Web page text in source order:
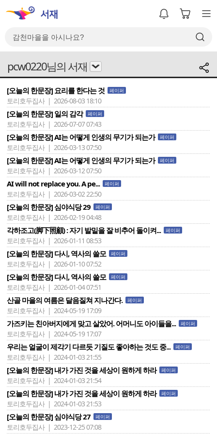
pcw0220님의 서재
[오늘의 한문장] 요리를 한다는 것 페이퍼
토리호두집사 | 2026-08-03 18:10
[오늘의 한문장] 일의 감각 페이퍼
토리호두집사 | 2026-07-07 07:43
[오늘의 한문장] AI는 어떻게 인생의 무기가 되는가 페이퍼
토리호두집사 | 2026-03-13 07:50
[오늘의 한문장] AI는 어떻게 인생의 무기가 되는가 페이퍼
토리호두집사 | 2026-03-12 07:50
AI will not replace you. A pe... 페이퍼
토리호두집사 | 2026-03-02 22:50
[오늘의 한문장] 심야식당 29 페이퍼
토리호두집사 | 2026-02-19 04:48
각하조고(脚下照顧) : 자기 발밑을 잘 비추어 돌이켜... 페이퍼
토리호두집사 | 2026-01-11 08:53
[오늘의 한문장] 다시, 역사의 쓸모 페이퍼
토리호두집사 | 2026-01-10 07:52
[오늘의 한문장] 다시, 역사의 쓸모 페이퍼
토리호두집사 | 2026-01-04 07:51
산골 마을의 여름은 달음질쳐 지나간다. 페이퍼
토리호두집사 | 2024-05-19 17:09
가즈키는 친아버지에게 맞고 살았어. 어머니도 아이들을... 페이퍼
토리호두집사 | 2024-05-19 17:07
우리는 얼굴이 제각기 다르듯 기질도 좋아하는 것도 중... 페이퍼
토리호두집사 | 2024-01-03 21:55
[오늘의 한문장] 내가 가진 것을 세상이 원하게 하라 페이퍼
토리호두집사 | 2024-01-03 21:54
[오늘의 한문장] 내가 가진 것을 세상이 원하게 하라 페이퍼
토리호두집사 | 2024-01-03 21:53
[오늘의 한문장] 심야식당 27 페이퍼
토리호두집사 | 2023-12-25 07:08